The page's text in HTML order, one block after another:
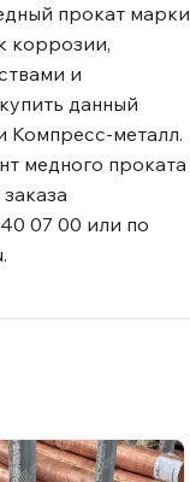
прокат марки
коррозии,
и
данный
Компресс-металл.
медного проката
07 00 или по